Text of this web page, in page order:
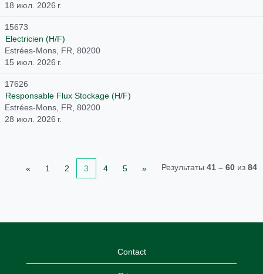
18 июл. 2026 г.
15673
Electricien (H/F)
Estrées-Mons, FR, 80200
15 июл. 2026 г.
17626
Responsable Flux Stockage (H/F)
Estrées-Mons, FR, 80200
28 июл. 2026 г.
Результаты 41 – 60 из 84
« 1 2 3 4 5 »
Contact